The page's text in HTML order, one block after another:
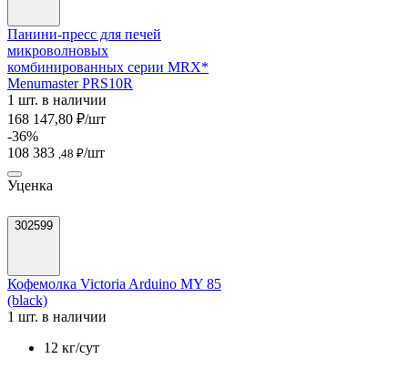
Панини-пресс для печей
микроволновых
комбинированных серии MRX*
Menumaster PRS10R
1 шт. в наличии
168 147,80 ₽/шт
-36%
108 383 ,48 ₽/шт
Уценка
302599
Кофемолка Victoria Arduino MY 85
(black)
1 шт. в наличии
12 кг/сут